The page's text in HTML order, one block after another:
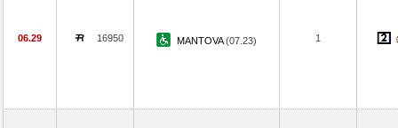
06.29 16950 MANTOVA(07.23) 1